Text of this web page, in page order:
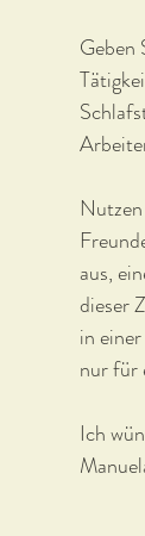
Geben
aus,
dieser
in
nur für
Ich